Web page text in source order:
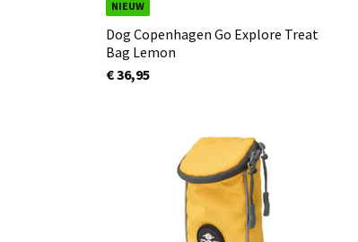
NIEUW
Dog Copenhagen Go Explore Treat
Bag Lemon
€ 36,95